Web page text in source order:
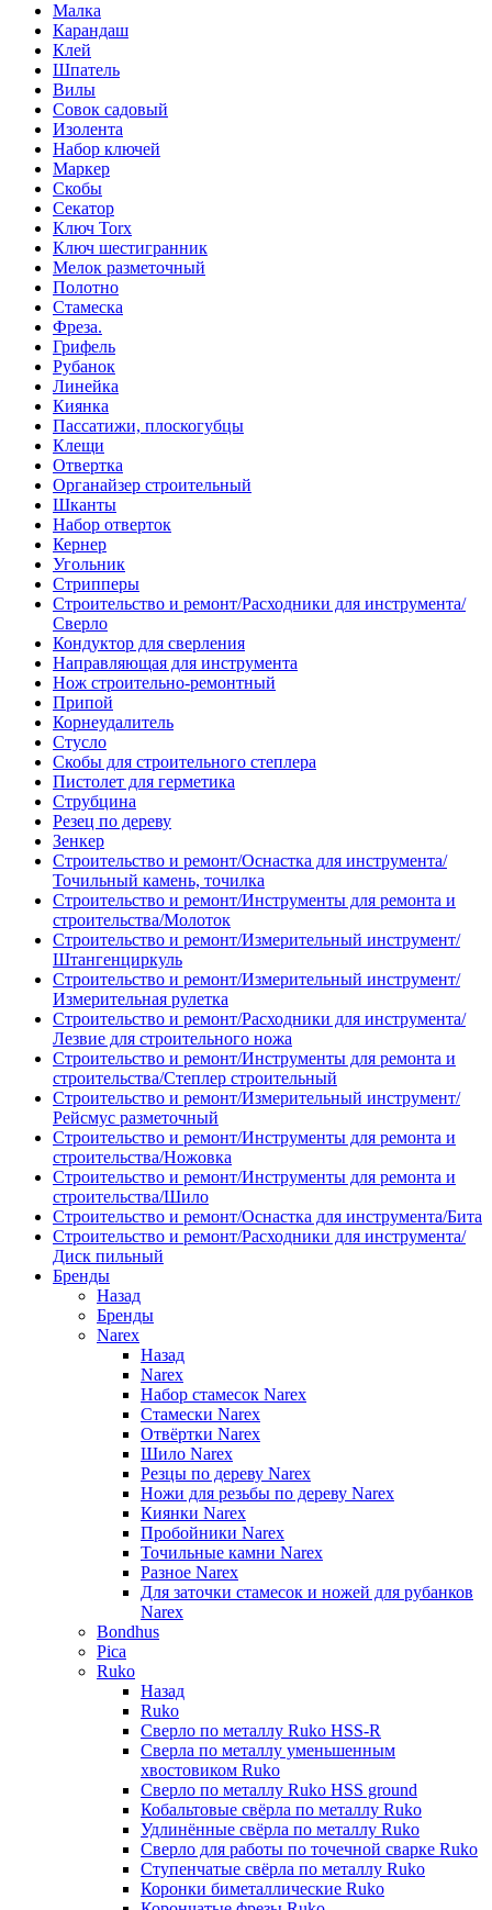
Малка
Карандаш
Клей
Шпатель
Вилы
Совок садовый
Изолента
Набор ключей
Маркер
Скобы
Секатор
Ключ Torx
Ключ шестигранник
Мелок разметочный
Полотно
Стамеска
Фреза.
Грифель
Рубанок
Линейка
Киянка
Пассатижи, плоскогубцы
Клещи
Отвертка
Органайзер строительный
Шканты
Набор отверток
Кернер
Угольник
Стрипперы
Строительство и ремонт/Расходники для инструмента/
Сверло
Кондуктор для сверления
Направляющая для инструмента
Нож строительно-ремонтный
Припой
Корнеудалитель
Стусло
Скобы для строительного степлера
Пистолет для герметика
Струбцина
Резец по дереву
Зенкер
Строительство и ремонт/Оснастка для инструмента/
Точильный камень, точилка
Строительство и ремонт/Инструменты для ремонта и
строительства/Молоток
Строительство и ремонт/Измерительный инструмент/
Штангенциркуль
Строительство и ремонт/Измерительный инструмент/
Измерительная рулетка
Строительство и ремонт/Расходники для инструмента/
Лезвие для строительного ножа
Строительство и ремонт/Инструменты для ремонта и
строительства/Степлер строительный
Строительство и ремонт/Измерительный инструмент/
Рейсмус разметочный
Строительство и ремонт/Инструменты для ремонта и
строительства/Ножовка
Строительство и ремонт/Инструменты для ремонта и
строительства/Шило
Строительство и ремонт/Оснастка для инструмента/Бита
Строительство и ремонт/Расходники для инструмента/
Диск пильный
Бренды
Назад
Бренды
Narex
Назад
Narex
Набор стамесок Narex
Стамески Narex
Отвёртки Narex
Шило Narex
Резцы по дереву Narex
Ножи для резьбы по дереву Narex
Киянки Narex
Пробойники Narex
Точильные камни Narex
Разное Narex
Для заточки стамесок и ножей для рубанков
Narex
Bondhus
Pica
Ruko
Назад
Ruko
Сверло по металлу Ruko HSS-R
Сверла по металлу уменьшенным
хвостовиком Ruko
Сверло по металлу Ruko HSS ground
Кобальтовые свёрла по металлу Ruko
Удлинённые свёрла по металлу Ruko
Сверло для работы по точечной сварке Ruko
Ступенчатые свёрла по металлу Ruko
Коронки биметаллические Ruko